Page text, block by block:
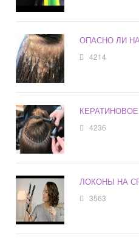
ОПАСНО ЛИ
4214
4236
ЛОКОНЫ НА
3563